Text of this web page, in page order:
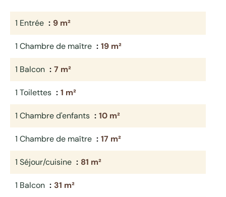
1 Entrée 9 m²
1 Chambre de maître 19 m²
1 Balcon 7 m²
1 Toilettes 1 m²
1 Chambre d'enfants 10 m²
1 Chambre de maître 17 m²
1 Séjour/cuisine 81 m²
1 Balcon 31 m²